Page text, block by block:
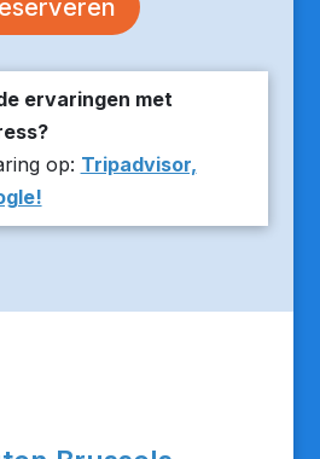
ervaringen met
op: Tripadvisor,